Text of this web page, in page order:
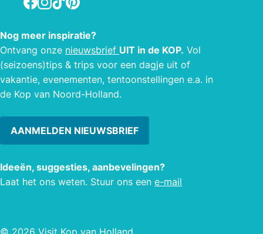
Nog meer inspiratie?
Ontvang onze nieuwsbrief UIT in de KOP. Vol
(seizoens)tips & trips voor een dagje uit of
vakantie, evenementen, tentoonstellingen e.a. in
de Kop van Noord-Holland.
AANMELDEN NIEUWSBRIEF
Ideeën, suggesties, aanbevelingen?
Laat het ons weten. Stuur ons een e-mail
© 2026 Visit Kop van Holland